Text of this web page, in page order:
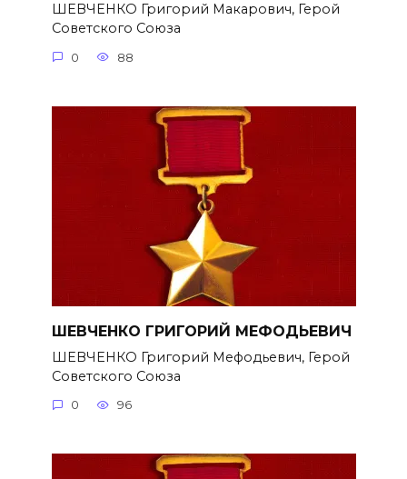
ШЕВЧЕНКО Григорий Макарович, Герой
Советского Союза
0 88
ШЕВЧЕНКО ГРИГОРИЙ МЕФОДЬЕВИЧ
ШЕВЧЕНКО Григорий Мефодьевич, Герой
Советского Союза
0 96